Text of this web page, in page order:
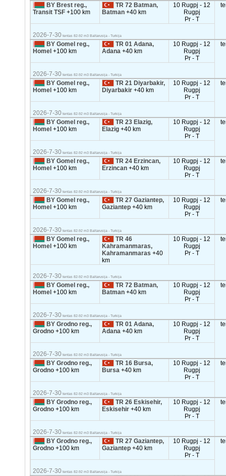
BY Brest reg.,
Transit TSF+100 km
TR 72 Batman,
Batman+40 km
10 Rugpj - 12
Rugpj
Pr - T
2026-7-30 tentas 82-92 m3 Baltarusija - Turkija
BY Gomel reg.,
Homel+100 km
TR 01 Adana,
Adana+40 km
10 Rugpj - 12
Rugpj
Pr - T
2026-7-30 tentas 82-92 m3 Baltarusija - Turkija
BY Gomel reg.,
Homel+100 km
TR 21 Diyarbakir,
Diyarbakir+40 km
10 Rugpj - 12
Rugpj
Pr - T
2026-7-30 tentas 82-92 m3 Baltarusija - Turkija
BY Gomel reg.,
Homel+100 km
TR 23 Elazig,
Elazig+40 km
10 Rugpj - 12
Rugpj
Pr - T
2026-7-30 tentas 82-92 m3 Baltarusija - Turkija
BY Gomel reg.,
Homel+100 km
TR 24 Erzincan,
Erzincan+40 km
10 Rugpj - 12
Rugpj
Pr - T
2026-7-30 tentas 82-92 m3 Baltarusija - Turkija
BY Gomel reg.,
Homel+100 km
TR 27 Gaziantep,
Gaziantep+40 km
10 Rugpj - 12
Rugpj
Pr - T
2026-7-30 tentas 82-92 m3 Baltarusija - Turkija
BY Gomel reg.,
Homel+100 km
TR 46
Kahramanmaras,
Kahramanmaras+40
km
10 Rugpj - 12
Rugpj
Pr - T
2026-7-30 tentas 82-92 m3 Baltarusija - Turkija
BY Gomel reg.,
Homel+100 km
TR 72 Batman,
Batman+40 km
10 Rugpj - 12
Rugpj
Pr - T
2026-7-30 tentas 82-92 m3 Baltarusija - Turkija
BY Grodno reg.,
Grodno+100 km
TR 01 Adana,
Adana+40 km
10 Rugpj - 12
Rugpj
Pr - T
2026-7-30 tentas 82-92 m3 Baltarusija - Turkija
BY Grodno reg.,
Grodno+100 km
TR 16 Bursa,
Bursa+40 km
10 Rugpj - 12
Rugpj
Pr - T
2026-7-30 tentas 82-92 m3 Baltarusija - Turkija
BY Grodno reg.,
Grodno+100 km
TR 26 Eskisehir,
Eskisehir+40 km
10 Rugpj - 12
Rugpj
Pr - T
2026-7-30 tentas 82-92 m3 Baltarusija - Turkija
BY Grodno reg.,
Grodno+100 km
TR 27 Gaziantep,
Gaziantep+40 km
10 Rugpj - 12
Rugpj
Pr - T
2026-7-30 tentas 82-92 m3 Baltarusija - Turkija